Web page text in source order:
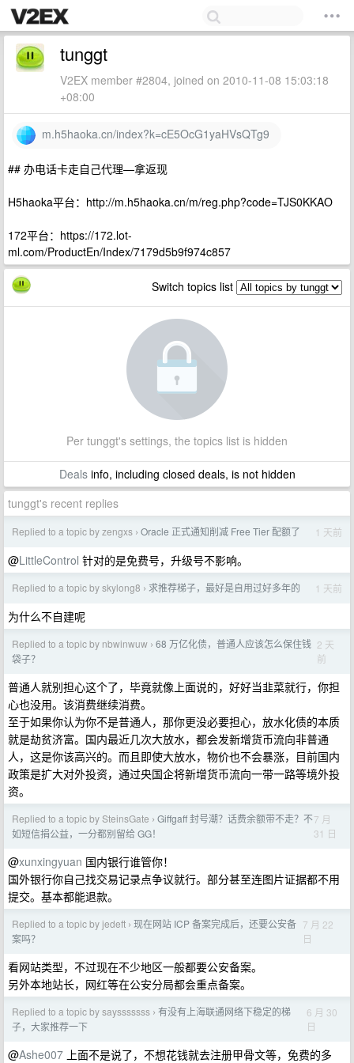
tunggt
V2EX member #2804, joined on 2010-11-08 15:03:18
+08:00
m.h5haoka.cn/index?k=cE5OcG1yaHVsQTg9
## 办电话卡走自己代理—拿返现
H5haoka平台：http://m.h5haoka.cn/m/reg.php?code=TJS0KKAO
172平台：https://172.lot-
ml.com/ProductEn/Index/7179d5b9f974c857
Switch topics list
Per tunggt's settings, the topics list is hidden
Dealsinfo, including closed deals, is not hidden
tunggt's recent replies
Replied to a topic by zengxs › Oracle 正式通知削减 Free Tier 配额了 1 天前
@LittleControl 针对的是免费号，升级号不影响。
Replied to a topic by skylong8 › 求推荐梯子，最好是自用过好多年的 1 天前
为什么不自建呢
Replied to a topic by nbwinwuw › 68 万亿化债，普通人应该怎么保住钱
袋子？
2 天
前
普通人就别担心这个了，毕竟就像上面说的，好好当韭菜就行，你担
心也没用。该消费继续消费。
至于如果你认为你不是普通人，那你更没必要担心，放水化债的本质
就是劫贫济富。国内最近几次大放水，都会发新增货币流向非普通
人，这是你该高兴的。而且即使大放水，物价也不会暴涨，目前国内
政策是扩大对外投资，通过央国企将新增货币流向一带一路等境外投
资。
Replied to a topic by SteinsGate › Giffgaff 封号潮？话费余额带不走？不
如短信捐公益，一分都别留给 GG！
7 月
31 日
@xunxingyuan 国内银行谁管你！
国外银行你自己找交易记录点争议就行。部分甚至连图片证据都不用
提交。基本都能退款。
Replied to a topic by jedeft › 现在网站 ICP 备案完成后，还要公安备
案吗？
7 月 22
日
看网站类型，不过现在不少地区一般都要公安备案。
另外本地站长，网红等在公安分局都会重点备案。
Replied to a topic by saysssssss › 有没有上海联通网络下稳定的梯
子，大家推荐一下
6 月 30
日
@Ashe007 上面不是说了，不想花钱就去注册甲骨文等，免费的多